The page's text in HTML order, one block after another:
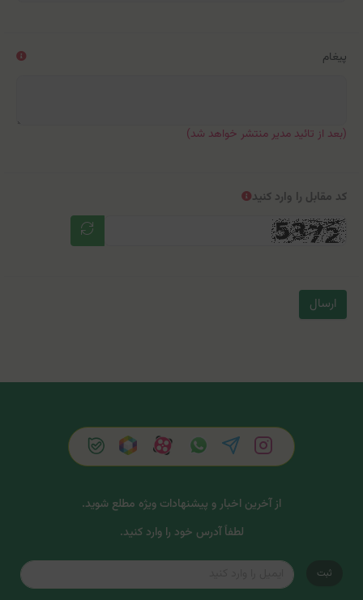
پیغام
(بعد از تائید مدیر منتشر خواهد شد)
کد مقابل را وارد کنید
ارسال
از آخرین اخبار و پیشنهادات ویژه مطلع شوید.
لطفاً آدرس خود را وارد کنید.
ثبت